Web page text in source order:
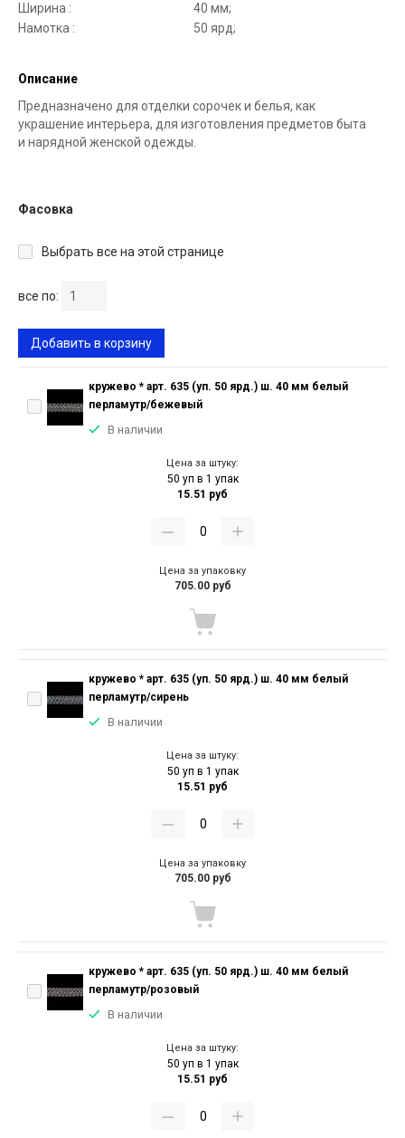
Ширина :
40 мм;
Намотка :
50 ярд;
Описание
Предназначено для отделки сорочек и белья, как
украшение интерьера, для изготовления предметов быта
и нарядной женской одежды.
Фасовка
Выбрать все на этой странице
все по:
Добавить в корзину
кружево * арт. 635 (уп. 50 ярд.) ш. 40 мм белый
перламутр/бежевый
В наличии
Цена за штуку:
50 уп в 1 упак
15.51 руб
Цена за упаковку
705.00 руб
кружево * арт. 635 (уп. 50 ярд.) ш. 40 мм белый
перламутр/сирень
В наличии
Цена за штуку:
50 уп в 1 упак
15.51 руб
Цена за упаковку
705.00 руб
кружево * арт. 635 (уп. 50 ярд.) ш. 40 мм белый
перламутр/розовый
В наличии
Цена за штуку:
50 уп в 1 упак
15.51 руб